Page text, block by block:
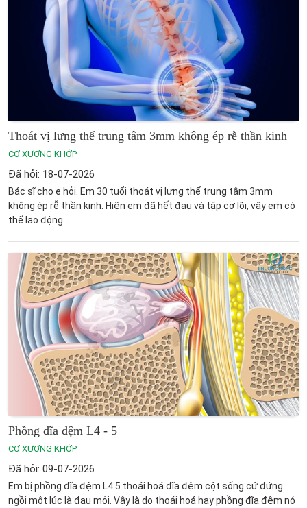
Thoát vị lưng thể trung tâm 3mm không ép rễ thần kinh
CƠ XƯƠNG KHỚP
Đã hỏi: 18-07-2026
Bác sĩ cho e hỏi. Em 30 tuổi thoát vị lưng thể trung tâm 3mm
không ép rễ thần kinh. Hiện em đã hết đau và tập cơ lõi, vậy em có
thể lao động...
Phồng đĩa đệm L4 - 5
CƠ XƯƠNG KHỚP
Đã hỏi: 09-07-2026
Em bị phồng đĩa đệm L4.5 thoái hoá đĩa đệm cột sống cứ đứng
ngồi một lúc là đau mỏi. Vậy là do thoái hoá hay phồng đĩa đệm nó